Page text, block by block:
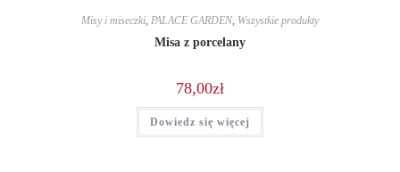
Misy i miseczki, PALACE GARDEN, Wszystkie produkty
Misa z porcelany
78,00zł
Dowiedz się więcej